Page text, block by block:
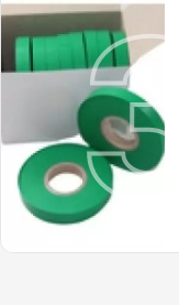
Semena, sadba